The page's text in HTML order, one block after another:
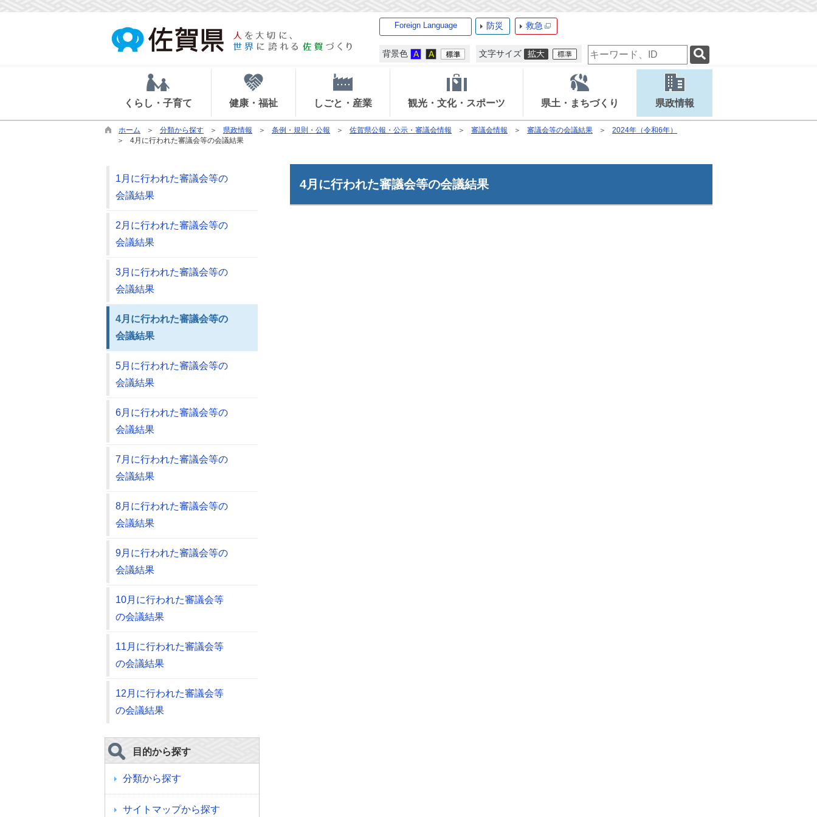
Foreign Language 防災 救急
背景色 文字サイズ
検
索
ー
ー
ド
くらし・子育て 健康・福祉 しごと・産業 観光・文化・スポーツ 県土・まちづくり 県政情報
ホーム 分類から探す 県政情報 条例・規則・公報 佐賀県公報・公示・審議会情報 審議会情報 審議会等の会議結果
2024年（令和6年）
4月に行われた審議会等の会議結果
4月に行われた審議会等の会議結果
1月に行われた審議会等の
会議結果
2月に行われた審議会等の
会議結果
3月に行われた審議会等の
会議結果
4月に行われた審議会等の
会議結果
5月に行われた審議会等の
会議結果
6月に行われた審議会等の
会議結果
7月に行われた審議会等の
会議結果
8月に行われた審議会等の
会議結果
9月に行われた審議会等の
会議結果
10月に行われた審議会等
の会議結果
11月に行われた審議会等
の会議結果
12月に行われた審議会等
の会議結果
目的から探す
分類から探す
サイトマップから探す